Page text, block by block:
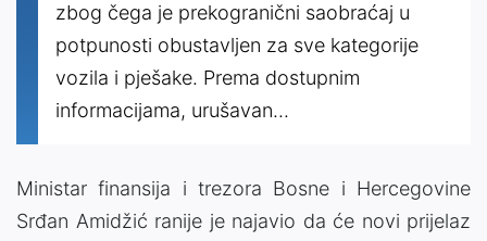
zbog čega je prekogranični saobraćaj u
potpunosti obustavljen za sve kategorije
vozila i pješake. Prema dostupnim
informacijama, urušavan...
Ministar finansija i trezora Bosne i Hercegovine
Srđan Amidžić ranije je najavio da će novi prijelaz